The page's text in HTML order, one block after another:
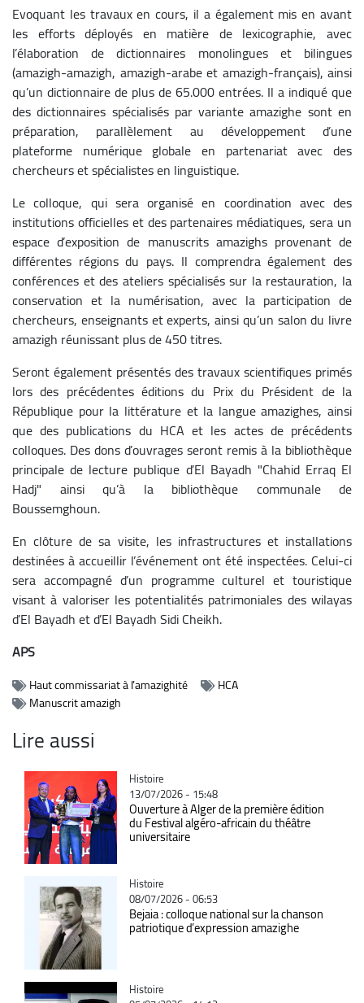
Evoquant les travaux en cours, il a également mis en avant
les efforts déployés en matière de lexicographie, avec
l’élaboration de dictionnaires monolingues et bilingues
(amazigh-amazigh, amazigh-arabe et amazigh-français), ainsi
qu’un dictionnaire de plus de 65.000 entrées. Il a indiqué que
des dictionnaires spécialisés par variante amazighe sont en
préparation, parallèlement au développement d’une
plateforme numérique globale en partenariat avec des
chercheurs et spécialistes en linguistique.
Le colloque, qui sera organisé en coordination avec des
institutions officielles et des partenaires médiatiques, sera un
espace d’exposition de manuscrits amazighs provenant de
différentes régions du pays. Il comprendra également des
conférences et des ateliers spécialisés sur la restauration, la
conservation et la numérisation, avec la participation de
chercheurs, enseignants et experts, ainsi qu’un salon du livre
amazigh réunissant plus de 450 titres.
Seront également présentés des travaux scientifiques primés
lors des précédentes éditions du Prix du Président de la
République pour la littérature et la langue amazighes, ainsi
que des publications du HCA et les actes de précédents
colloques. Des dons d’ouvrages seront remis à la bibliothèque
principale de lecture publique d’El Bayadh "Chahid Erraq El
Hadj" ainsi qu’à la bibliothèque communale de
Boussemghoun.
En clôture de sa visite, les infrastructures et installations
destinées à accueillir l’événement ont été inspectées. Celui-ci
sera accompagné d’un programme culturel et touristique
visant à valoriser les potentialités patrimoniales des wilayas
d’El Bayadh et d’El Bayadh Sidi Cheikh.
APS
Haut commissariat à l’amazighité
HCA
Manuscrit amazigh
Lire aussi
Catégorie
Histoire
13/07/2026 - 15:48
Ouverture à Alger de la première édition
du Festival algéro-africain du théâtre
universitaire
Catégorie
Histoire
08/07/2026 - 06:53
Bejaia : colloque national sur la chanson
patriotique d’expression amazighe
Catégorie
Histoire